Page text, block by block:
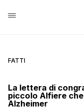
FATTI
La lettera di
piccolo Alfiere
Alzheimer